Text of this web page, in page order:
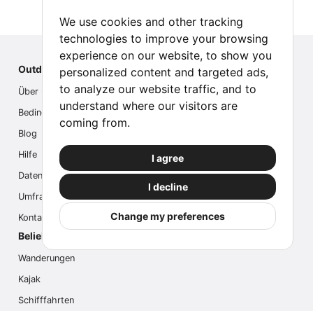
We use cookies and other tracking
technologies to improve your browsing
experience on our website, to show you
personalized content and targeted ads,
to analyze our website traffic, and to
understand where our visitors are
coming from.
I agree
I decline
Change my preferences
Outdoor Index
Über uns
Bedingungen
Blog
Hilfe
Datenschutz
Umfrage
Kontaktieren Sie uns
Beliebte Aktivitäten
Wanderungen
Kajak
Schifffahrten